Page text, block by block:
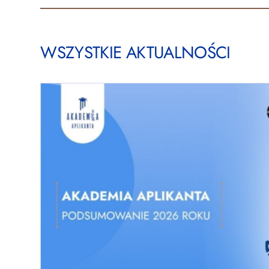
WSZYSTKIE AKTUALNOŚCI